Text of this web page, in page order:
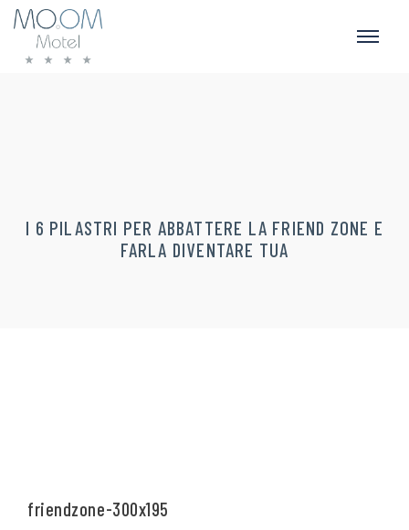
I 6 PILASTRI PER ABBATTERE LA FRIEND ZONE E
FARLA DIVENTARE TUA